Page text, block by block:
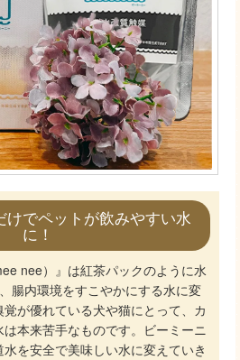
けでペットが飲みやすい水
に！
nee）』は紅茶パックのように水
腸内環境をすこやかにする水に変
が優れている犬や猫にとって、カ
本来苦手なものです。ビーミーニ
を安全で美味しい水に変えていき